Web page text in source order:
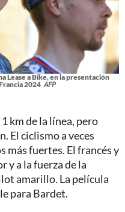
Lease a Bike, en la presentación
2024 AFP
km de la línea, pero
El ciclismo a veces
más fuertes. El francés y
y a la fuerza de la
amarillo. La película
para Bardet.